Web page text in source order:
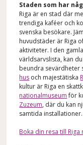
Staden som har
Riga är en stad där
trendiga kaféer och
svenska besökare.
huvudstäder är Riga
aktiviteter. I den
världsarvslista, kan
beundra sevärdheter
hus och majestätiska
kultur är Riga en
nationalmuseumför
Zuzeum, där du kan
samtida installationer.
Boka din resa till Riga